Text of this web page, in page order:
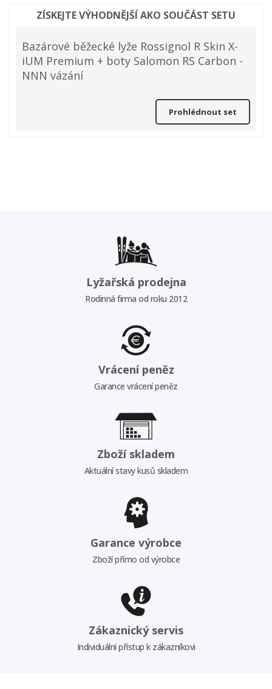
ZÍSKEJTE VÝHODNĚJŠÍ AKO SOUČÁST SETU
Bazárové běžecké lyže Rossignol R Skin X-
iUM Premium + boty Salomon RS Carbon -
NNN vázání
Prohlédnout set
Lyžařská prodejna
Rodinná firma od roku 2012
Vrácení peněz
Garance vrácení peněz
Zboží skladem
Aktuální stavy kusů skladem
Garance výrobce
Zboží přímo od výrobce
Zákaznický servis
Individuální přístup k zákazníkovi